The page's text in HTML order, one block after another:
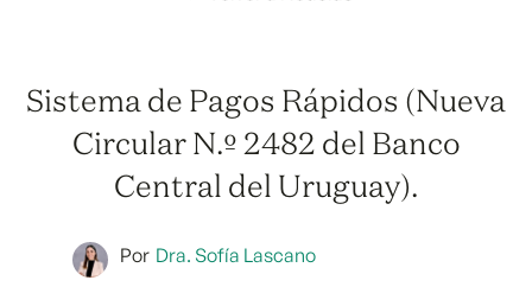
Sistema de Pagos Rápidos (Nueva
Circular N.º 2482 del Banco
Central del Uruguay).
Por Dra. Sofía Lascano